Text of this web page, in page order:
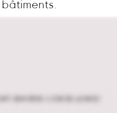
bâtiments.